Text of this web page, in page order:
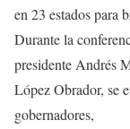
en 23 estados para
Durante la
presidente Andrés
López Obrador, se
gobernadores,